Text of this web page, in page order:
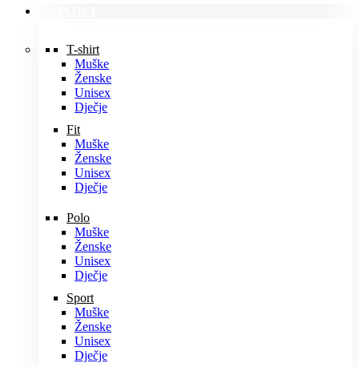
T-shirt
Muške
Ženske
Unisex
Dječje
Fit
Muške
Ženske
Unisex
Dječje
Polo
Muške
Ženske
Unisex
Dječje
Sport
Muške
Ženske
Unisex
Dječje